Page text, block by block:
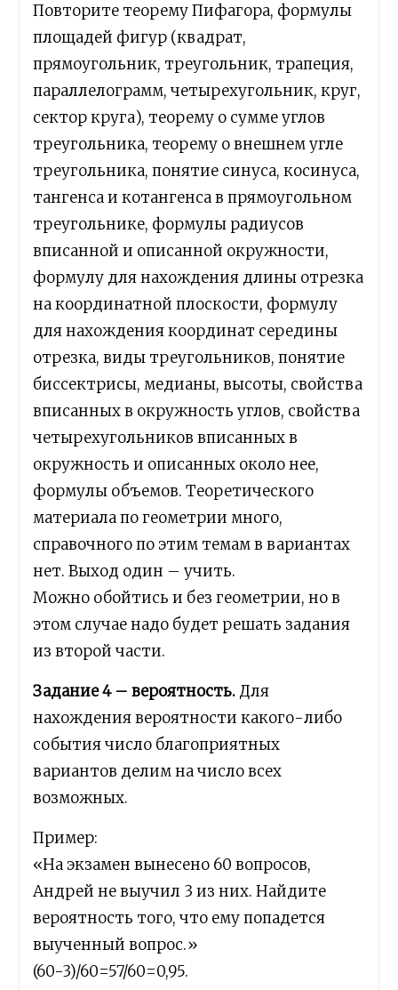
Повторите теорему Пифагора, формулы
площадей фигур (квадрат,
прямоугольник, треугольник, трапеция,
параллелограмм, четырехугольник, круг,
сектор круга), теорему о сумме углов
треугольника, теорему о внешнем угле
треугольника, понятие синуса, косинуса,
тангенса и котангенса в прямоугольном
треугольнике, формулы радиусов
вписанной и описанной окружности,
формулу для нахождения длины отрезка
на координатной плоскости, формулу
для нахождения координат середины
отрезка, виды треугольников, понятие
биссектрисы, медианы, высоты, свойства
вписанных в окружность углов, свойства
четырехугольников вписанных в
окружность и описанных около нее,
формулы объемов. Теоретического
материала по геометрии много,
справочного по этим темам в вариантах
нет. Выход один – учить.
Можно обойтись и без геометрии, но в
этом случае надо будет решать задания
из второй части.
Задание 4 – вероятность.Для
нахождения вероятности какого-либо
события число благоприятных
вариантов делим на число всех
возможных.
Пример:
«На экзамен вынесено 60 вопросов,
Андрей не выучил 3 из них. Найдите
вероятность того, что ему попадется
выученный вопрос.»
(60-3)/60=57/60=0,95.